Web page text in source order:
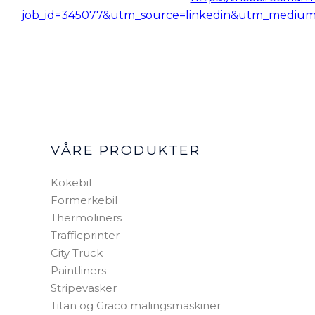
VÅRE PRODUKTER
Kokebil
Formerkebil
Thermoliners
Trafficprinter
City Truck
Paintliners
Stripevasker
Titan og Graco malingsmaskiner